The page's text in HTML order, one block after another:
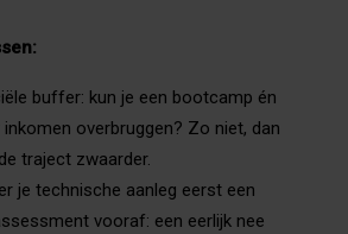
buffer: kun je een bootcamp én
overbruggen? Zo niet, dan
traject zwaarder.
je technische aanleg eerst een
vooraf: een eerlijk nee